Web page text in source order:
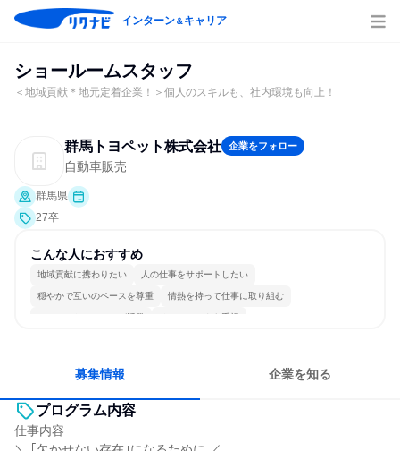
インターン＆キャリア
ショールームスタッフ
＜地域貢献＊地元定着企業！＞個人のスキルも、社内環境も向上！
群馬トヨペット株式会社 企業をフォロー
自動車販売
群馬県
27卒
こんな人におすすめ
地域貢献に携わりたい 人の仕事をサポートしたい
穏やかで互いのペースを尊重 情熱を持って仕事に取り組む
コミュニケーションが活発 チームワークを重視
募集情報 企業を知る
プログラム内容
仕事内容